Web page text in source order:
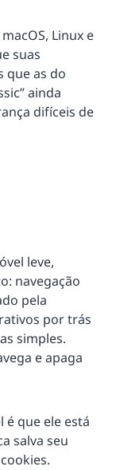
Linux e
suas
que as do
ainda
difíceis de
leve,
navegação
pela
por trás
simples.
e apaga
é que ele está
salva seu